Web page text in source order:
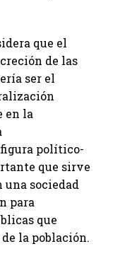
que el
de las
ser el
en la
político-
que sirve
sociedad
para
que
la población.